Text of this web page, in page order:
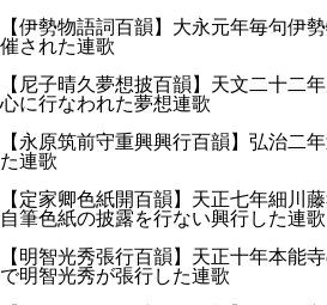
【伊勢物語詞百韻】大永元年毎句伊
催された連歌
【尼子晴久夢想披百韻】天文二十二
心に行なわれた夢想連歌
【永原筑前守重興興行百韻】弘治二
た連歌
【定家卿色紙開百韻】天正七年細川
自筆色紙の披露を行ない興行した連歌
【明智光秀張行百韻】天正十年本能
で明智光秀が張行した連歌